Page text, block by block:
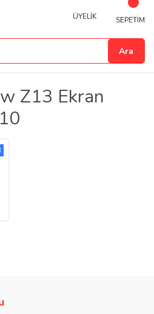
Ara
ÜYELİK SEPETİM
Z13 Ekran